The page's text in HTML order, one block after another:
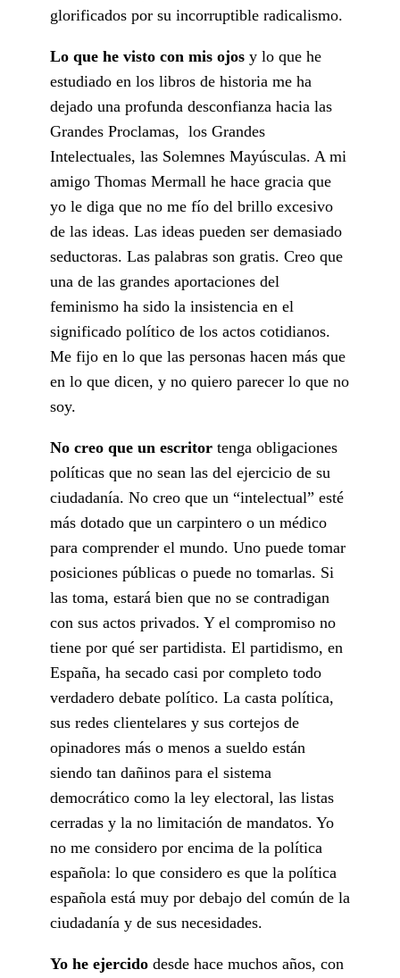
glorificados por su incorruptible radicalismo.
Lo que he visto con mis ojos y lo que he
estudiado en los libros de historia me ha
dejado una profunda desconfianza hacia las
Grandes Proclamas, los Grandes
Intelectuales, las Solemnes Mayúsculas. A mi
amigo Thomas Mermall he hace gracia que
yo le diga que no me fío del brillo excesivo
de las ideas. Las ideas pueden ser demasiado
seductoras. Las palabras son gratis. Creo que
una de las grandes aportaciones del
feminismo ha sido la insistencia en el
significado político de los actos cotidianos.
Me fijo en lo que las personas hacen más que
en lo que dicen, y no quiero parecer lo que no
soy.
No creo que un escritor tenga obligaciones
políticas que no sean las del ejercicio de su
ciudadanía. No creo que un “intelectual” esté
más dotado que un carpintero o un médico
para comprender el mundo. Uno puede tomar
posiciones públicas o puede no tomarlas. Si
las toma, estará bien que no se contradigan
con sus actos privados. Y el compromiso no
tiene por qué ser partidista. El partidismo, en
España, ha secado casi por completo todo
verdadero debate político. La casta política,
sus redes clientelares y sus cortejos de
opinadores más o menos a sueldo están
siendo tan dañinos para el sistema
democrático como la ley electoral, las listas
cerradas y la no limitación de mandatos. Yo
no me considero por encima de la política
española: lo que considero es que la política
española está muy por debajo del común de la
ciudadanía y de sus necesidades.
Yo he ejercido desde hace muchos años, con